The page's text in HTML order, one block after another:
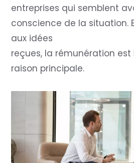
entreprises qui semblent
conscience de la situation.
aux idées
reçues, la rémunération est
raison principale.